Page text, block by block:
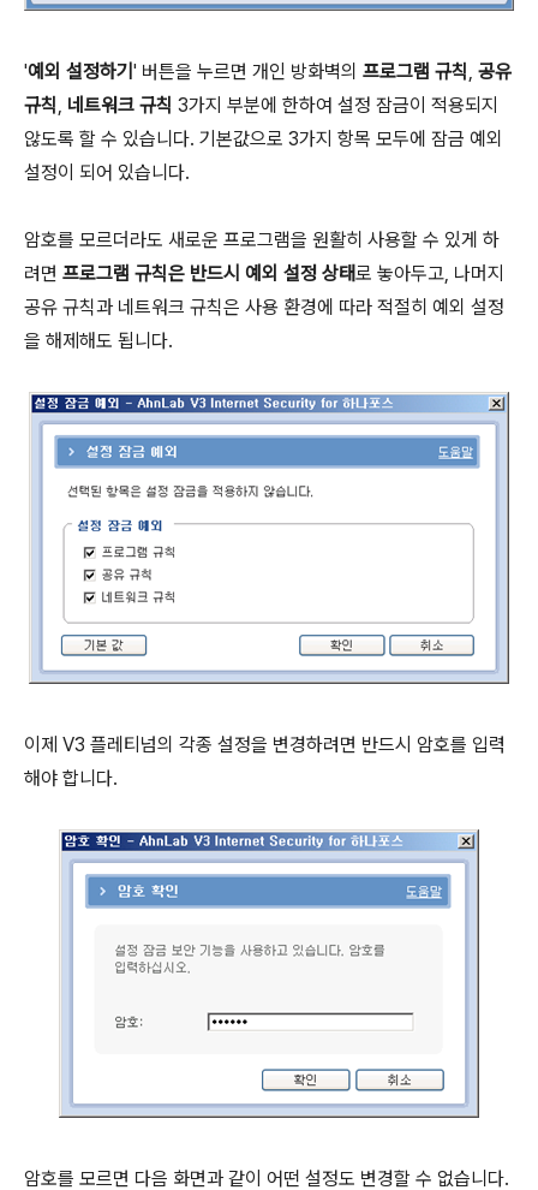
'예외 설정하기 ' 버튼을 누르면 개인 방화벽의 프로그램 규칙 공유
규칙 네트워크 규칙 3가지 부분에 한하여 설정 잠금이 적용되지
않도록 할 수 있습니다. 기본값으로 3가지 항목 모두에 잠금 예외
설정이 되어 있습니다.
암호를 모르더라도 새로운 프로그램을 원활히 사용할 수 있게 하
려면 프로그램 규칙은 반드시 예외 설정 상태로 놓아두고, 나머지
공유 규칙과 네트워크 규칙은 사용 환경에 따라 적절히 예외 설정
을 해제해도 됩니다.
이제 V3 플레티넘의 각종 설정을 변경하려면 반드시 암호를 입력
해야 합니다.
암호를 모르면 다음 화면과 같이 어떤 설정도 변경할 수 없습니다.